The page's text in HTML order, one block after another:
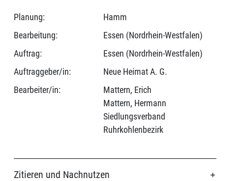
Planung:
Hamm
Bearbeitung:
Essen (Nordrhein-Westfalen)
Auftrag:
Essen (Nordrhein-Westfalen)
Auftraggeber/in:
Neue Heimat A. G.
Bearbeiter/in:
Mattern, Erich
Mattern, Hermann
Siedlungsverband
Ruhrkohlenbezirk
Zitieren und Nachnutzen